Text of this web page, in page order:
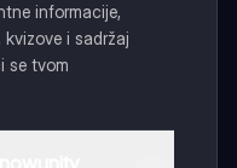
informacije,
i sadržaj
se tvom